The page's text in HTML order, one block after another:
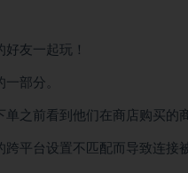
友一起玩！
部分。
单之前看到他们在商店购买的
跨平台设置不匹配而导致连接